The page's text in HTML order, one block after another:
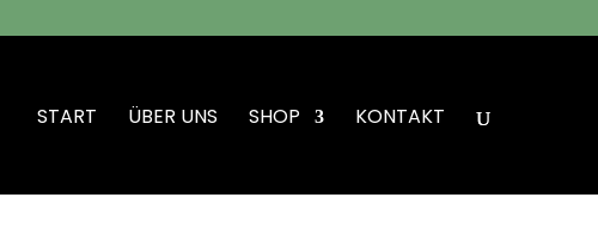
START ÜBER UNS SHOP KONTAKT